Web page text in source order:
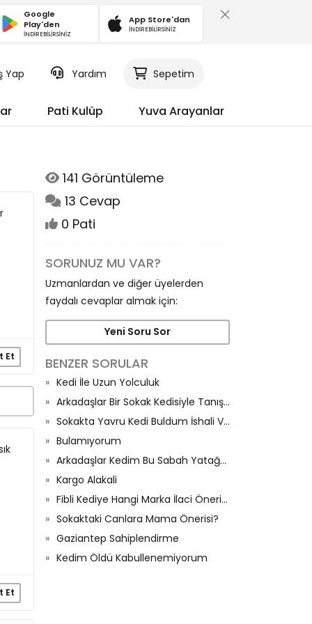
Google
Play'den
İNDİREBİLİRSİNİZ
App Store'dan
İNDİREBİLİRSİNİZ
Yap Yardım Sepetim
Pati Kulüp Yuva Arayanlar
Et
Et
141 Görüntüleme
13 Cevap
0 Pati
SORUNUZ MU VAR?
Uzmanlardan ve diğer üyelerden
faydalı cevaplar almak için:
Yeni Soru Sor
BENZER SORULAR
Kedi İle Uzun Yolculuk
Arkadaşlar Bir Sokak Kedisiyle Tanıştım
Sokakta Yavru Kedi Buldum İshali Var Ne Yapabilirim Evde🙏🏼
Bulamıyorum
Arkadaşlar Kedim Bu Sabah Yatağa İşedi Ve Halıya Sıçtı
Kargo Alakali
Fibli Kediye Hangi Marka İlaci Önerirsiniz
Sokaktaki Canlara Mama Önerisi?
Gaziantep Sahiplendirme
Kedim Öldü Kabullenemiyorum